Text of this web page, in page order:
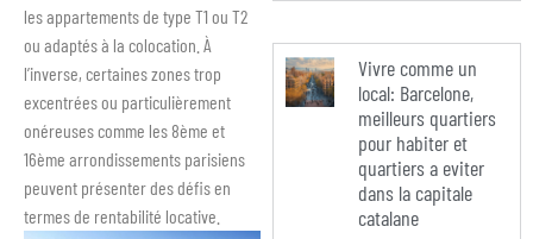
les appartements de type T1 ou T2
ou adaptés à la colocation. À
l’inverse, certaines zones trop
excentrées ou particulièrement
onéreuses comme les 8ème et
16ème arrondissements parisiens
peuvent présenter des défis en
termes de rentabilité locative.
Vivre comme un
local: Barcelone,
meilleurs quartiers
pour habiter et
quartiers a eviter
dans la capitale
catalane